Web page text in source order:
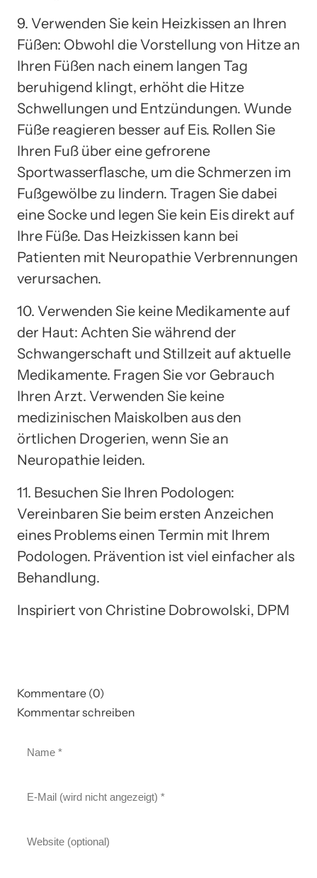
9. Verwenden Sie kein Heizkissen an Ihren
Füßen: Obwohl die Vorstellung von Hitze an
Ihren Füßen nach einem langen Tag
beruhigend klingt, erhöht die Hitze
Schwellungen und Entzündungen. Wunde
Füße reagieren besser auf Eis. Rollen Sie
Ihren Fuß über eine gefrorene
Sportwasserflasche, um die Schmerzen im
Fußgewölbe zu lindern. Tragen Sie dabei
eine Socke und legen Sie kein Eis direkt auf
Ihre Füße. Das Heizkissen kann bei
Patienten mit Neuropathie Verbrennungen
verursachen.
10. Verwenden Sie keine Medikamente auf
der Haut: Achten Sie während der
Schwangerschaft und Stillzeit auf aktuelle
Medikamente. Fragen Sie vor Gebrauch
Ihren Arzt. Verwenden Sie keine
medizinischen Maiskolben aus den
örtlichen Drogerien, wenn Sie an
Neuropathie leiden.
11. Besuchen Sie Ihren Podologen:
Vereinbaren Sie beim ersten Anzeichen
eines Problems einen Termin mit Ihrem
Podologen. Prävention ist viel einfacher als
Behandlung.
Inspiriert von Christine Dobrowolski, DPM
Kommentare (0)
Kommentar schreiben